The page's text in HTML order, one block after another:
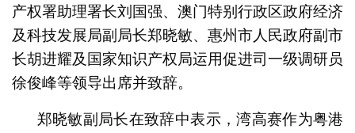
产权署助理署长刘国强、澳门特别行政区政府经济
及科技发展局副局长郑晓敏、惠州市人民政府副市
长胡进耀及国家知识产权局运用促进司一级调研员
徐俊峰等领导出席并致辞。
郑晓敏副局长在致辞中表示，湾高赛作为粤港